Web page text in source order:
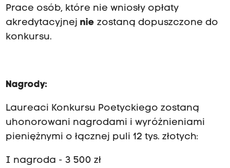
Prace osób, które nie wniosły opłaty
akredytacyjnej nie zostaną dopuszczone do
konkursu.
Nagrody:
Laureaci Konkursu Poetyckiego zostaną
uhonorowani nagrodami i wyróżnieniami
pieniężnymi o łącznej puli 12 tys. złotych:
I nagroda - 3 500 zł